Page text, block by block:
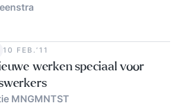
10 FEB.‘11
werken speciaal voor
MNGMNTST